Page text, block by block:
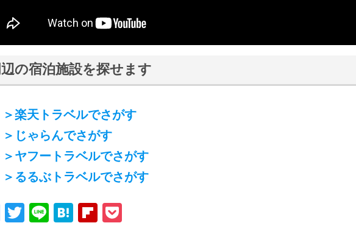
の宿泊施設を探せます
＞楽天トラベルでさがす
＞じゃらんでさがす
＞ヤフートラベルでさがす
＞るるぶトラベルでさがす
Facebook
Twitter
LineHatenaFlipboard